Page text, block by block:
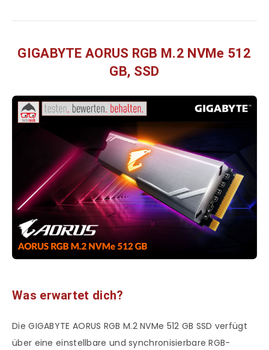
GIGABYTE AORUS RGB M.2 NVMe 512
GB, SSD
Was erwartet dich?
Die GIGABYTE AORUS RGB M.2 NVMe 512 GB SSD verfügt
über eine einstellbare und synchronisierbare RGB-